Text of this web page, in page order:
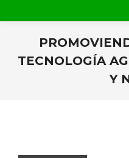
TECNOLOGÍA
Y